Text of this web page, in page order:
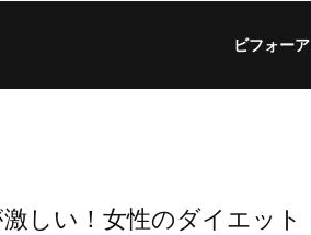
ビフォー
しい！女性のダイエット